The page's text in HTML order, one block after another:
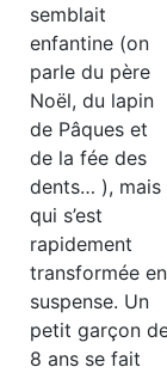
semblait
enfantine (on
parle du père
Noël, du lapin
de Pâques et
de la fée des
dents… ), mais
qui s’est
rapidement
transformée en
suspense. Un
petit garçon
8 ans se fait